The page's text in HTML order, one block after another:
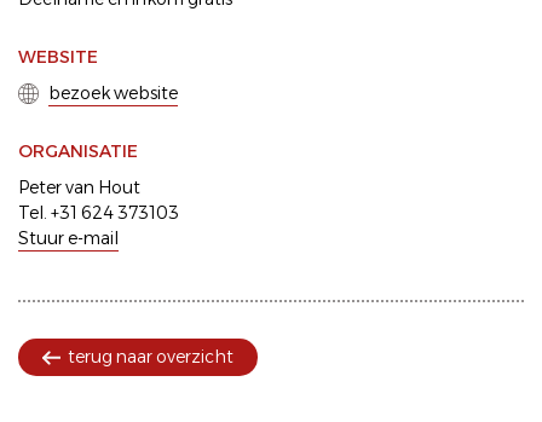
WEBSITE
bezoek website
ORGANISATIE
Peter van Hout
Tel. +31 624 373103
Stuur e-mail
terug naar overzicht